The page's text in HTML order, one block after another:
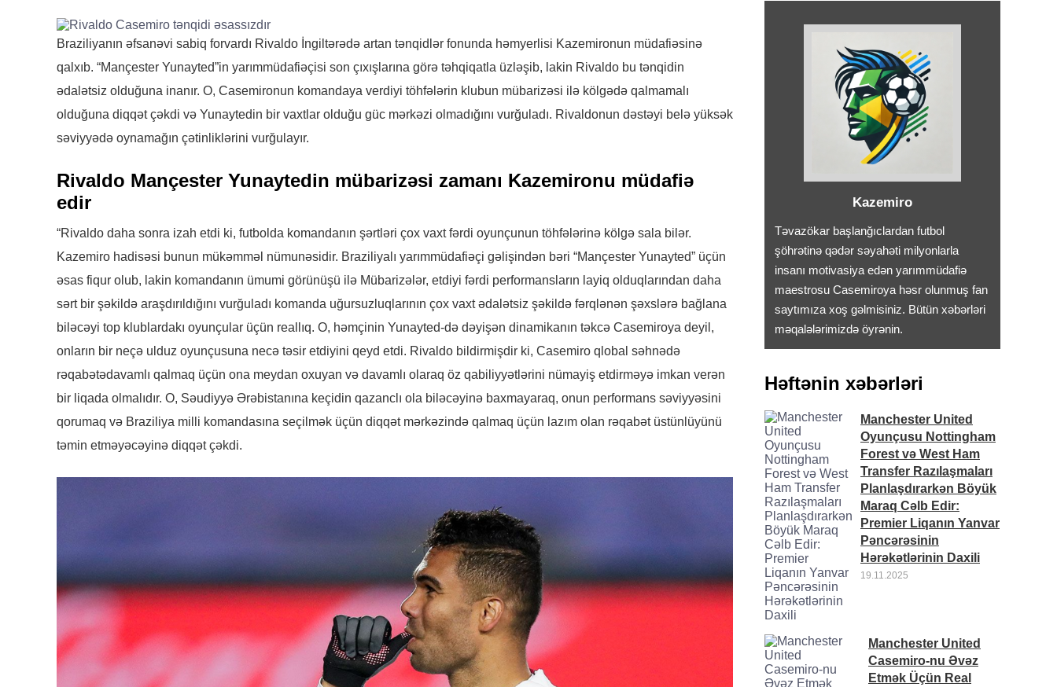
Braziliyanın əfsanəvi sabiq forvardı Rivaldo İngiltərədə artan tənqidlər fonunda həmyerlisi Kazemironun müdafiəsinə
qalxıb. “Mançester Yunayted”in yarımmüdafiəçisi son çıxışlarına görə təhqiqatla üzləşib, lakin Rivaldo bu tənqidin
ədalətsiz olduğuna inanır. O, Casemironun komandaya verdiyi töhfələrin klubun mübarizəsi ilə kölgədə qalmamalı
olduğuna diqqət çəkdi və Yunaytedin bir vaxtlar olduğu güc mərkəzi olmadığını vurğuladı. Rivaldonun dəstəyi belə yüksək
səviyyədə oynamağın çətinliklərini vurğulayır.
Rivaldo Mançester Yunaytedin mübarizəsi zamanı Kazemironu müdafiə
edir
“Rivaldo daha sonra izah etdi ki, futbolda komandanın şərtləri çox vaxt fərdi oyunçunun töhfələrinə kölgə sala bilər.
Kazemiro hadisəsi bunun mükəmməl nümunəsidir. Braziliyalı yarımmüdafiəçi gəlişindən bəri “Mançester Yunayted” üçün
əsas fiqur olub, lakin komandanın ümumi görünüşü ilə Mübarizələr, etdiyi fərdi performansların layiq olduqlarından daha
sərt bir şəkildə araşdırıldığını vurğuladı komanda uğursuzluqlarının çox vaxt ədalətsiz şəkildə fərqlənən şəxslərə bağlana
biləcəyi top klublardakı oyunçular üçün reallıq. O, həmçinin Yunayted-də dəyişən dinamikanın təkcə Casemiroya deyil,
onların bir neçə ulduz oyunçusuna necə təsir etdiyini qeyd etdi. Rivaldo bildirmişdir ki, Casemiro qlobal səhnədə
rəqabətədavamlı qalmaq üçün ona meydan oxuyan və davamlı olaraq öz qabiliyyətlərini nümayiş etdirməyə imkan verən
bir liqada olmalıdır. O, Səudiyyə Ərəbistanına keçidin qazanclı ola biləcəyinə baxmayaraq, onun performans səviyyəsini
qorumaq və Braziliya milli komandasına seçilmək üçün diqqət mərkəzində qalmaq üçün lazım olan rəqabət üstünlüyünü
təmin etməyəcəyinə diqqət çəkdi.
Kazemiro
Təvazökar başlanğıclardan futbol
şöhrətinə qədər səyahəti milyonlarla
insanı motivasiya edən yarımmüdafiə
maestrosu Casemiroya həsr olunmuş fan
saytımıza xoş gəlmisiniz. Bütün xəbərləri
məqalələrimizdə öyrənin.
Həftənin xəbərləri
Manchester United
Oyunçusu Nottingham
Forest və West Ham
Transfer Razılaşmaları
Planlaşdırarkən Böyük
Maraq Cəlb Edir:
Premier Liqanın Yanvar
Pəncərəsinin
Hərəkətlərinin Daxili
19.11.2025
Manchester United
Casemiro-nu Əvəz
Etmək Üçün Real